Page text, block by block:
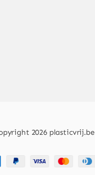
2026 plasticvrij.be